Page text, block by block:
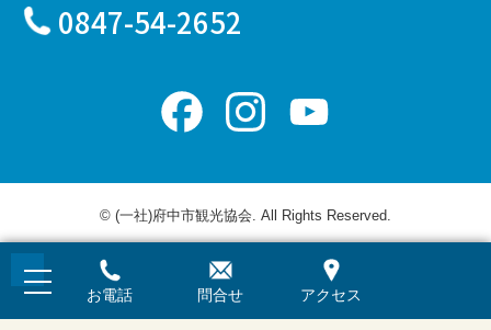
0847-54-2652
Facebook Instagram
© (一社)府中市観光協会. All Rights Reserved.
お電話 問合せ アクセス